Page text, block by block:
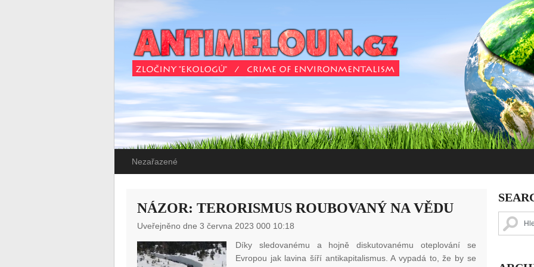
Nezařazené
NÁZOR: TERORISMUS ROUBOVANÝ NA VĚDU
Uveřejněno dne 3 června 2023 000 10:18
Díky sledovanému a hojně diskutovanému oteplování se
Evropou jak lavina šíří antikapitalismus. A vypadá to, že by se